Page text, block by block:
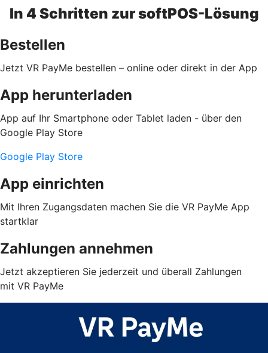
In 4 Schritten zur softPOS-Lösung
Bestellen
Jetzt VR PayMe bestellen – online oder direkt in der App
App herunterladen
App auf Ihr Smartphone oder Tablet laden - über den
Google Play Store
Google Play Store
App einrichten
Mit Ihren Zugangsdaten machen Sie die VR PayMe App
startklar
Zahlungen annehmen
Jetzt akzeptieren Sie jederzeit und überall Zahlungen
mit VR PayMe